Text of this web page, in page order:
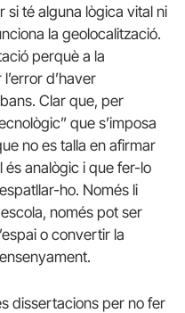
té alguna lògica vital ni
la geolocalització.
perquè a la
d’haver
Clar que, per
que s’imposa
no es talla en afirmar
analògic i que fer-lo
ho. Només li
només pot ser
o convertir la
dissertacions per no fer